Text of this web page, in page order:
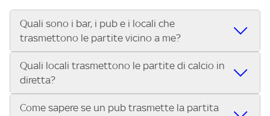
Quali sono i bar, i pub e i locali che
trasmettono le partite vicino a me?
Se cerchi un bar, pub, ristorante o locale vicino a te per
vedere le partite di Serie A ENILIVE, la Serie C Sky Wifi, la
UEFA Champions League, la UEFA Europa League, la UEFA
Conference League, il Tennis, la Formula 1®, la MotoGP™ e
Quali locali trasmettono le partite di calcio in
diretta?
Vuoi sapere quali bar, pub o ristoranti mostrano le partite
Come sapere se un pub trasmette la partita